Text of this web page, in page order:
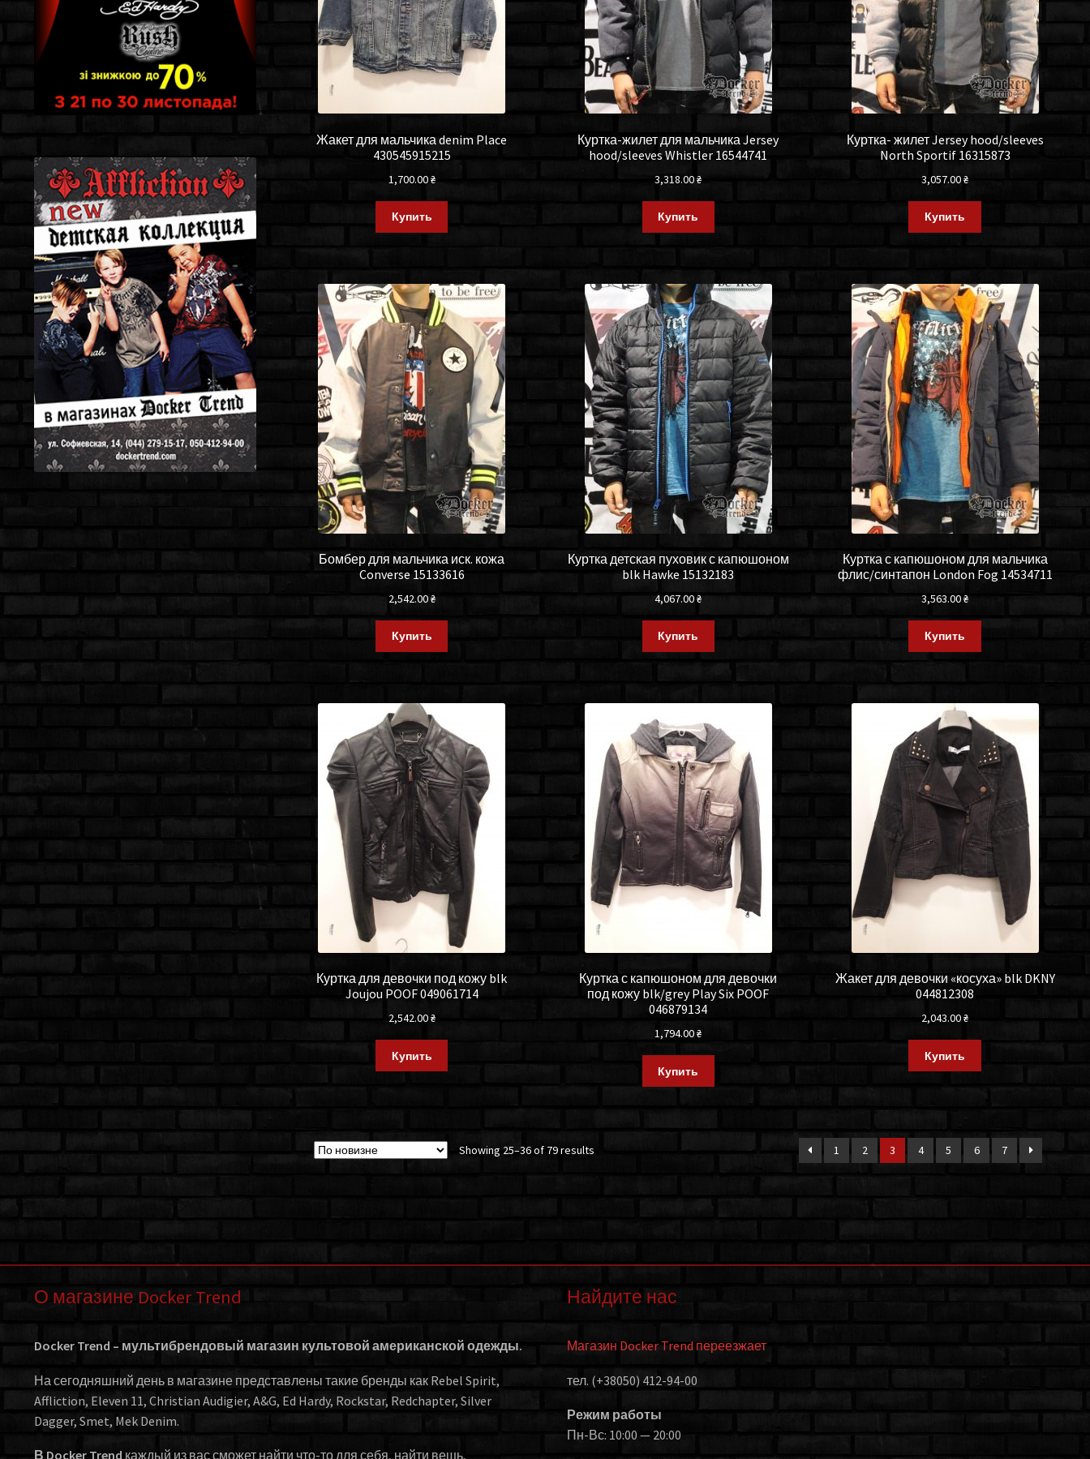
Жакет для мальчика denim Place
430545915215
1,700.00₴
Купить
Куртка-жилет для мальчика Jersey
hood/sleeves Whistler 16544741
3,318.00₴
Купить
Куртка- жилет Jersey hood/sleeves
North Sportif 16315873
3,057.00₴
Купить
Бомбер для мальчика иск. кожа
Converse 15133616
2,542.00₴
Купить
Куртка детская пуховик с капюшоном
blk Hawke 15132183
4,067.00₴
Купить
Куртка с капюшоном для мальчика
флис/синтапон London Fog 14534711
3,563.00₴
Купить
Куртка для девочки под кожу blk
Joujou POOF 049061714
2,542.00₴
Купить
Куртка с капюшоном для девочки
под кожу blk/grey Play Six POOF
046879134
1,794.00₴
Купить
Жакет для девочки «косуха» blk DKNY
044812308
2,043.00₴
Купить
Showing 25–36 of 79 results 1 2 3 4 5 6 7
О магазине Docker Trend
Docker Trend – мультибрендовый магазин культовой американской одежды.
На сегодняшний день в магазине представлены такие бренды как Rebel Spirit,
Affliction, Eleven 11, Christian Audigier, A&G, Ed Hardy, Rockstar, Redchapter, Silver
Dagger, Smet, Mek Denim.
В Docker Trend каждый из вас сможет найти что-то для себя, найти вещь,
Найдите нас
Магазин Docker Trend переезжает
тел. (+38050) 412-94-00
Режим работы
Пн-Вс: 10:00 — 20:00